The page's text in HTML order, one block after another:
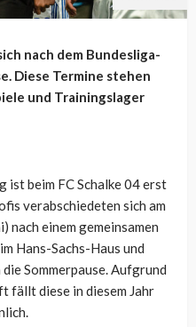
nach dem Bundesliga-
Diese Termine stehen
und Trainingslager
ist beim FC Schalke 04 erst
verabschiedeten sich am
einem gemeinsamen
Hans-Sachs-Haus und
Sommerpause. Aufgrund
fällt diese in diesem Jahr